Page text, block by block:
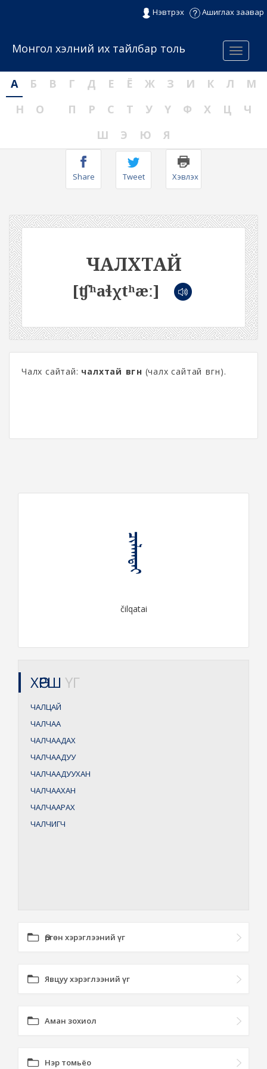
Нэвтрэх Ашиглах заавар
Menu
Монгол хэлний их тайлбар толь
А Б В Г Д Е Ё Ж З И К Л
М
Н
О П Р С Т У Ү Ф Х Ц
Ч
Ш
Э Ю Я
Share Tweet Хэвлэх
ЧАЛХТАЙ
[ʧʰaɬχtʰæː]
Чалх сайтай: чалхтай өвгөн (чалх сайтай өвгөн).
ᠴᠢᠯᠬᠠᠲᠠᠢ
čilqatai
ХӨРШ ҮГ
ЧАЛЦАЙ
ЧАЛЧАА
ЧАЛЧААДАХ
ЧАЛЧААДУУ
ЧАЛЧААДУУХАН
ЧАЛЧААХАН
ЧАЛЧААРАХ
ЧАЛЧИГЧ
Өргөн хэрэглээний үг
Явцуу хэрэглээний үг
Аман зохиол
Нэр томьёо